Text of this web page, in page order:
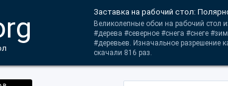
Заставка на рабочий стол:
Великолепные обои на рабочий стол
#дерева #северное #снега #снеге
#деревьев. Изначальное разрешение
скачали 816 раз.